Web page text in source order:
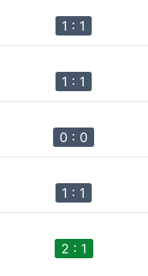
1 : 1
1 : 1
0 : 0
1 : 1
2 : 1